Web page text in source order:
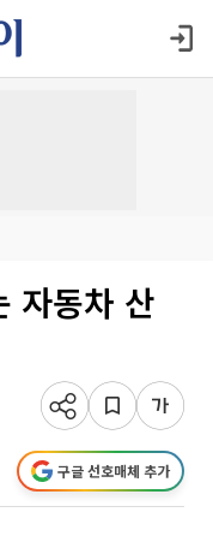
자동차 산
구글 선호매체 추가